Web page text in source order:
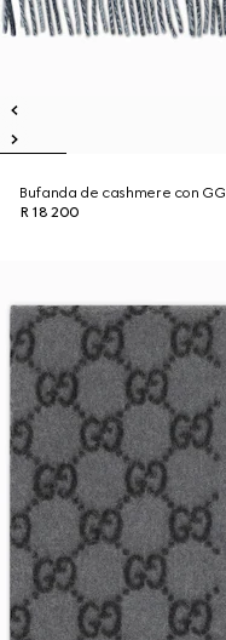
Bufanda de cashmere con GG
R 18 200